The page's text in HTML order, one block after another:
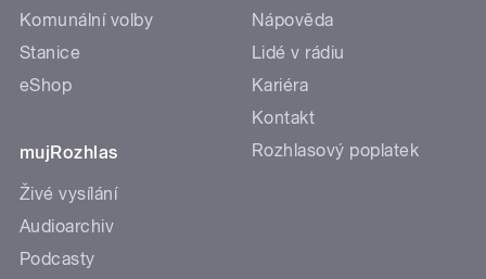
Komunální volby
Stanice
eShop
mujRozhlas
Živé vysílání
Audioarchiv
Podcasty
Nápověda
Lidé v rádiu
Kariéra
Kontakt
Rozhlasový poplatek